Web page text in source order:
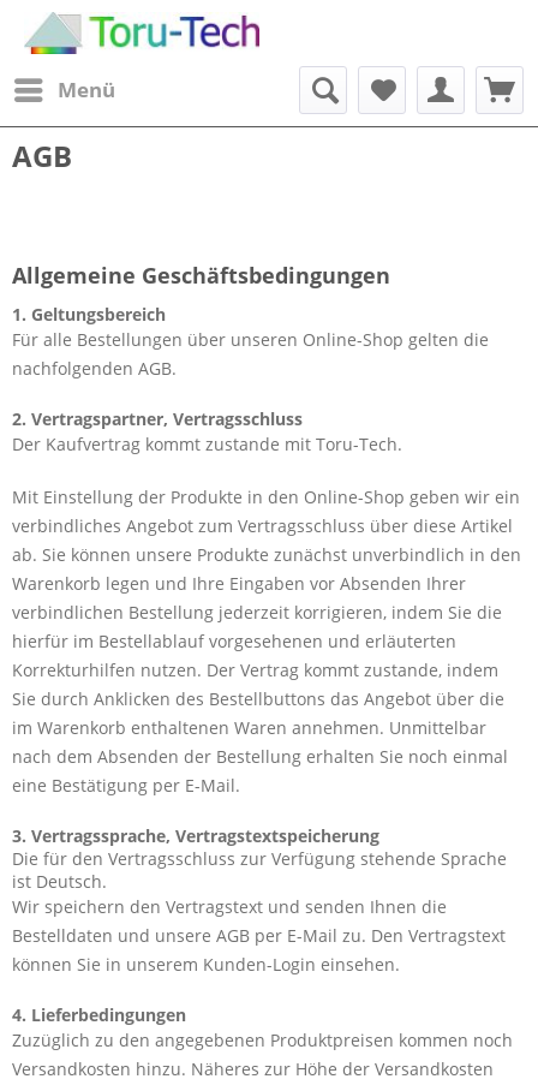
Menü
AGB
Allgemeine Geschäftsbedingungen
1. Geltungsbereich
Für alle Bestellungen über unseren Online-Shop gelten die
nachfolgenden AGB.
2. Vertragspartner, Vertragsschluss
Der Kaufvertrag kommt zustande mit Toru-Tech.
Mit Einstellung der Produkte in den Online-Shop geben wir ein
verbindliches Angebot zum Vertragsschluss über diese Artikel
ab. Sie können unsere Produkte zunächst unverbindlich in den
Warenkorb legen und Ihre Eingaben vor Absenden Ihrer
verbindlichen Bestellung jederzeit korrigieren, indem Sie die
hierfür im Bestellablauf vorgesehenen und erläuterten
Korrekturhilfen nutzen. Der Vertrag kommt zustande, indem
Sie durch Anklicken des Bestellbuttons das Angebot über die
im Warenkorb enthaltenen Waren annehmen. Unmittelbar
nach dem Absenden der Bestellung erhalten Sie noch einmal
eine Bestätigung per E-Mail.
3. Vertragssprache, Vertragstextspeicherung
Die für den Vertragsschluss zur Verfügung stehende Sprache
ist Deutsch.
Wir speichern den Vertragstext und senden Ihnen die
Bestelldaten und unsere AGB per E-Mail zu. Den Vertragstext
können Sie in unserem Kunden-Login einsehen.
4. Lieferbedingungen
Zuzüglich zu den angegebenen Produktpreisen kommen noch
Versandkosten hinzu. Näheres zur Höhe der Versandkosten